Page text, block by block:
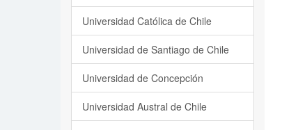
Universidad Católica de Chile
Universidad de Santiago de Chile
Universidad de Concepción
Universidad Austral de Chile